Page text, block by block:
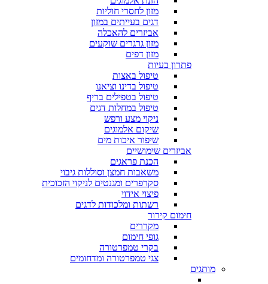
מזון לחסרי חוליות
דגים בעייתים במזון
אביזרים להאכלה
מזון גרגרים שוקעים
מזון דפים
פתרון בעיות
טיפול באצות
טיפול בדינו וציאנו
טיפול בטפילים בריף
טיפול במחלות דגים
ניקוי מצע ורפש
שיקום אלמוגים
שיפור איכות מים
אביזרים שימושיים
הכנת פראגים
משאבות חמצן וסוללות גיבוי
סקרפרים ומגנטים לניקוי הזכוכית
פיצוי אידוי
רשתות ומלכודות לדגים
חימום קירור
מקררים
גופי חימום
בקרי טמפרטורה
צגי טמפרטורה ומדחומים
מותגים